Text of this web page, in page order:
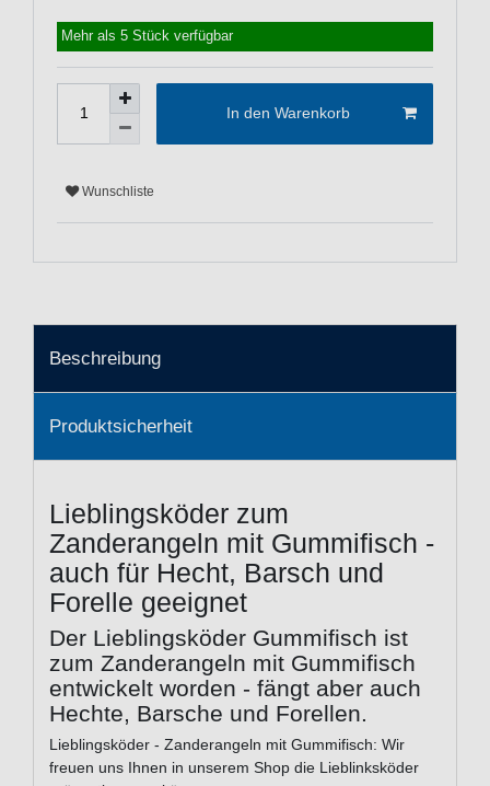
Mehr als 5 Stück verfügbar
In den Warenkorb
Wunschliste
Beschreibung
Produktsicherheit
Lieblingsköder zum
Zanderangeln mit Gummifisch -
auch für Hecht, Barsch und
Forelle geeignet
Der Lieblingsköder Gummifisch ist
zum Zanderangeln mit Gummifisch
entwickelt worden - fängt aber auch
Hechte, Barsche und Forellen.
Lieblingsköder - Zanderangeln mit Gummifisch: Wir
freuen uns Ihnen in unserem Shop die Lieblinksköder